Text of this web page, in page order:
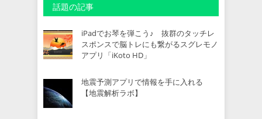
話題の記事
iPadでお琴を弾こう♪ 抜群のタッチレ
スポンスで脳トレにも繋がるスグレモノ
アプリ「iKoto HD」
地震予測アプリで情報を手に入れる
【地震解析ラボ】